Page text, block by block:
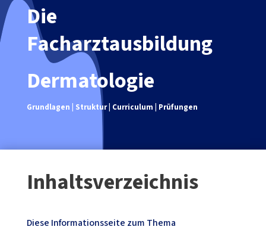
Die
Facharztausbildung
Dermatologie
Grundlagen | Struktur | Curriculum | Prüfungen
Inhaltsverzeichnis
Diese Informationsseite zum Thema